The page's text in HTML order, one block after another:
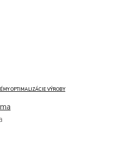
OPTIMALIZÁCIE VÝROBY